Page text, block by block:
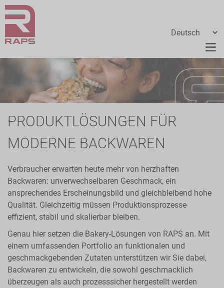
PRODUKTLÖSUNGEN FÜR
MODERNE BACKWAREN
Verbraucher erwarten heute mehr von herzhaften
Backwaren: unverwechselbaren Geschmack, ein
ansprechendes Erscheinungsbild und gleichbleibend hohe
Qualität. Gleichzeitig müssen Produktionsprozesse
effizient, stabil und skalierbar bleiben.
Genau hier setzen die Bakery-Lösungen von RAPS an. Mit
einem umfassenden Portfolio an funktionalen und
geschmackgebenden Zutaten unterstützen wir Sie dabei,
Backwaren zu entwickeln, die sowohl geschmacklich
überzeugen als auch prozesssicher hergestellt werden